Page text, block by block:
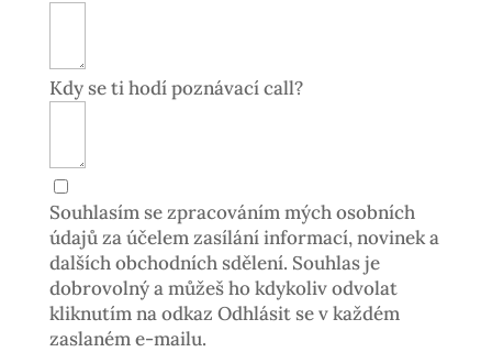
Kdy se ti hodí poznávací call?
Souhlasím se zpracováním mých osobních
údajů za účelem zasílání informací, novinek a
dalších obchodních sdělení. Souhlas je
dobrovolný a můžeš ho kdykoliv odvolat
kliknutím na odkaz Odhlásit se v každém
zaslaném e-mailu.